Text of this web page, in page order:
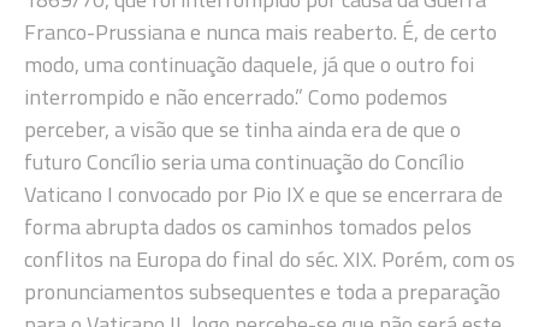
Franco-Prussiana e nunca mais reaberto. É, de certo
modo, uma continuação daquele, já que o outro foi
interrompido e não encerrado.” Como podemos
perceber, a visão que se tinha ainda era de que o
futuro Concílio seria uma continuação do Concílio
Vaticano I convocado por Pio IX e que se encerrara de
forma abrupta dados os caminhos tomados pelos
conflitos na Europa do final do séc. XIX. Porém, com os
pronunciamentos subsequentes e toda a preparação